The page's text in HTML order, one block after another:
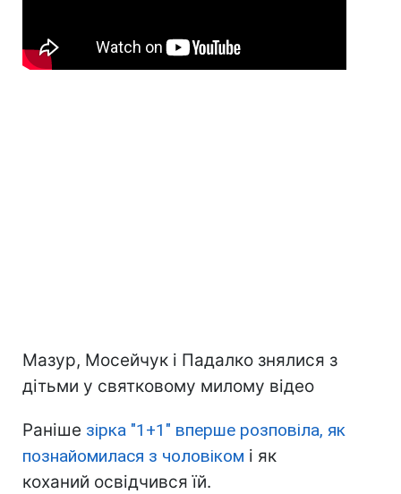
Мазур, Мосейчук і Падалко знялися з
дітьми у святковому милому відео
Раніше зірка "1+1" вперше розповіла, як
познайомилася з чоловіком і як
коханий освідчився їй.